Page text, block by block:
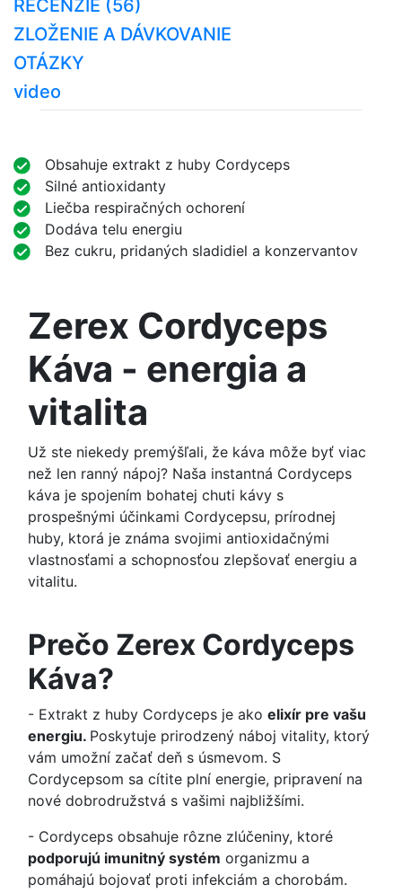
RECENZIE (56)
ZLOŽENIE A DÁVKOVANIE
OTÁZKY
video
Obsahuje extrakt z huby Cordyceps
Silné antioxidanty
Liečba respiračných ochorení
Dodáva telu energiu
Bez cukru, pridaných sladidiel a konzervantov
Zerex Cordyceps
Káva - energia a
vitalita
Už ste niekedy premýšľali, že káva môže byť viac
než len ranný nápoj? Naša instantná Cordyceps
káva je spojením bohatej chuti kávy s
prospešnými účinkami Cordycepsu, prírodnej
huby, ktorá je známa svojimi antioxidačnými
vlastnosťami a schopnosťou zlepšovať energiu a
vitalitu.
Prečo Zerex Cordyceps
Káva?
- Extrakt z huby Cordyceps je ako elixír pre vašu
energiu. Poskytuje prirodzený náboj vitality, ktorý
vám umožní začať deň s úsmevom. S
Cordycepsom sa cítite plní energie, pripravení na
nové dobrodružstvá s vašimi najbližšími.
- Cordyceps obsahuje rôzne zlúčeniny, ktoré
podporujú imunitný systém organizmu a
pomáhajú bojovať proti infekciám a chorobám.